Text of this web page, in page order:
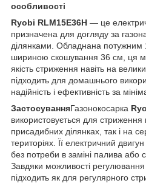
особливості
Ryobi RLM15E36H — це
призначена для догляду за
ділянками. Обладнана потужним
шириною скошування 36 см, ця
якість стриження навіть на
підходить для домашнього
надійність і ефективність за
ЗастосуванняГазонокосарка
використовується для стриження
присадибних ділянках, так і на
територіях. Її електричний
без потреби в заміні палива або
Завдяки можливості
підходить як для регулярного